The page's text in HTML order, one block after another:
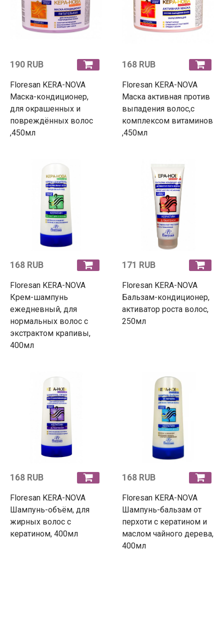
190 RUB
Floresan KERA-NOVA
Маска-кондиционер,
для окрашенных и
повреждённых волос
,450мл
168 RUB
Floresan KERA-NOVA
Маска активная против
выпадения волос,с
комплексом витаминов
,450мл
168 RUB
Floresan KERA-NOVA
Крем-шампунь
ежедневный, для
нормальных волос с
экстрактом крапивы,
400мл
171 RUB
Floresan KERA-NOVA
Бальзам-кондиционер,
активатор роста волос,
250мл
168 RUB
Floresan KERA-NOVA
Шампунь-объём, для
жирных волос с
кератином, 400мл
168 RUB
Floresan KERA-NOVA
Шампунь-бальзам от
перхоти с кератином и
маслом чайного дерева,
400мл